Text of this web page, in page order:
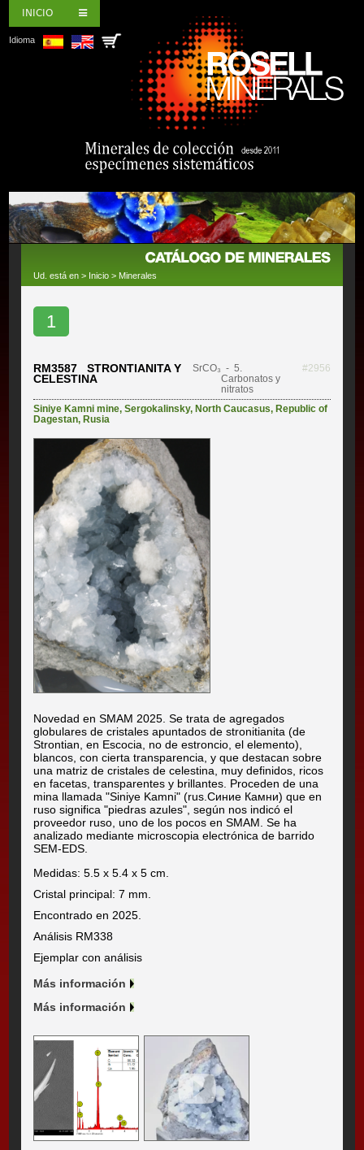
INICIO
Idioma
Ud. está en > Inicio > Minerales
1
RM3587 STRONTIANITA Y
CELESTINA
SrCO₃ - 5.
Carbonatos y
nitratos
#2956
Siniye Kamni mine,Sergokalinsky, North Caucasus, Republic of
Dagestan, Rusia
Novedad en SMAM 2025. Se trata de agregados
globulares de cristales apuntados de stronitianita (de
Strontian, en Escocia, no de estroncio, el elemento),
blancos, con cierta transparencia, y que destacan sobre
una matriz de cristales de celestina, muy definidos, ricos
en facetas, transparentes y brillantes. Proceden de una
mina llamada "Siniye Kamni" (rus.Синие Камни) que en
ruso significa "piedras azules", según nos indicó el
proveedor ruso, uno de los pocos en SMAM. Se ha
analizado mediante microscopia electrónica de barrido
SEM-EDS.
Medidas: 5.5 x 5.4 x 5 cm.
Cristal principal: 7 mm.
Encontrado en 2025.
Análisis RM338
Ejemplar con análisis
Más información
Más información